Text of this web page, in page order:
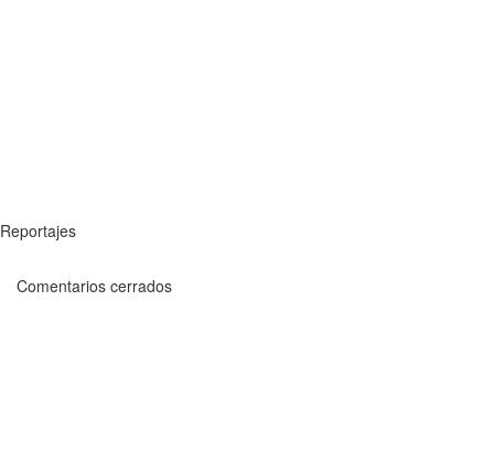
Reportajes
Comentarios cerrados